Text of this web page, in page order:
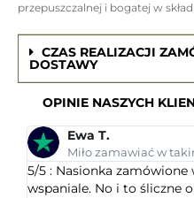
przepuszczalnej i bogatej w
CZAS REALIZACJI
DOSTAWY
OPINIE NASZYCH
Ewa T.
Miło zamawiać w
5/5 : Nasionka zamówione
wspaniale. No i to śliczne